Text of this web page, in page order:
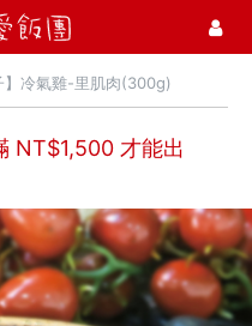
21
】冷氣雞-里肌肉(300g)
NT$1,500 才能出